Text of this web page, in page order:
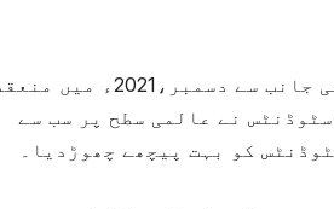
دی ایسوسی ایشن آف چارٹرڈ سرٹیفائیڈ اکاؤنٹنٹس(اے سی سی اے) کی جانب سے دسمبر،2021ء
کردہ نتائج کے مطابق 4پاکستانی اسٹوڈنٹس نے عالمی سطح پر سب سے
کو بہت پیچھے چھوڑدیا۔